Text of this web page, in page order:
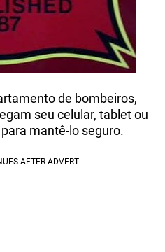
de bombeiros,
seu celular, tablet ou
mantê-lo seguro.